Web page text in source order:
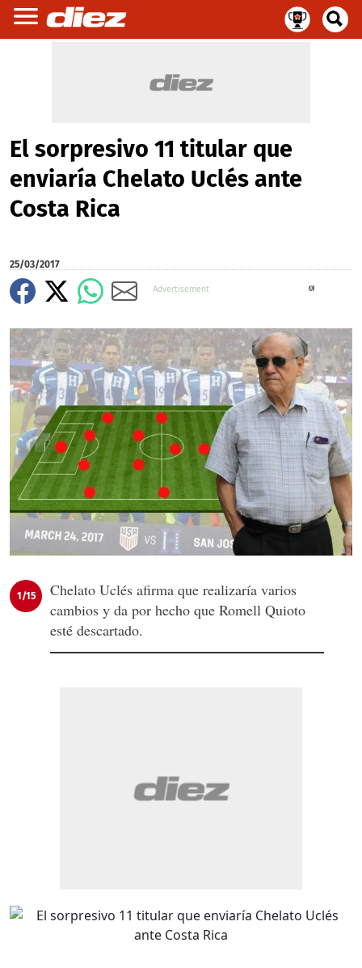
El sorpresivo 11 titular que
enviaría Chelato Uclés ante
Costa Rica
25/03/2017
1/15
Chelato Uclés afirma que realizaría varios
cambios y da por hecho que Romell Quioto
esté descartado.
X